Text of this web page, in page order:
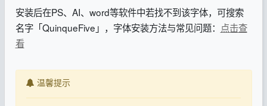
安装后在PS、AI、word等软件中若找不到该字体，可搜索
名字「QuinqueFive」，字体安装方法与常见问题： 点击查
看
温馨提示